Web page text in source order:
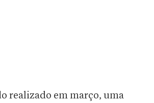
realizado em março, uma